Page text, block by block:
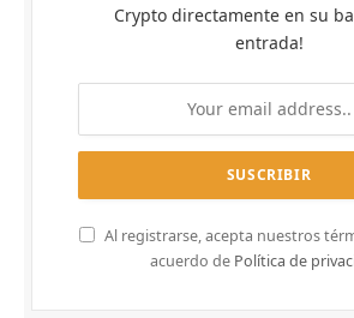
Crypto directamente en su
entrada!
Al registrarse, acepta nuestros
acuerdo de Política de